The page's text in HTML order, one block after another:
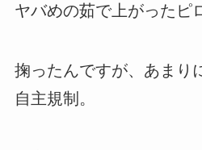
ヤバめの茹で上がったピ
掬ったんですが、あまり
自主規制。